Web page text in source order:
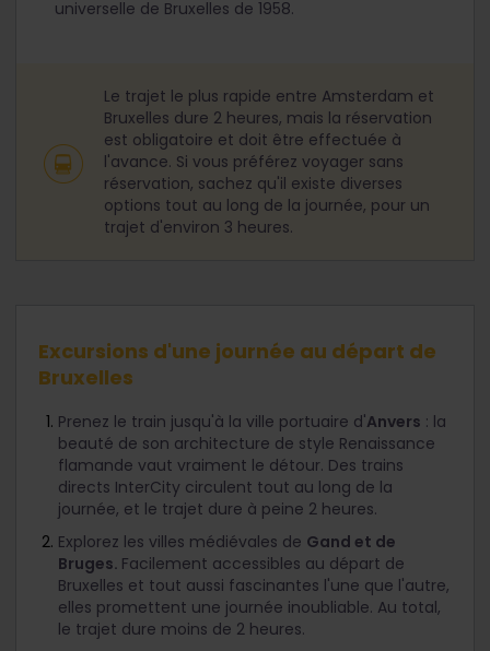
universelle de Bruxelles de 1958.
Le trajet le plus rapide entre Amsterdam et
Bruxelles dure 2 heures, mais la réservation
est obligatoire et doit être effectuée à
l'avance. Si vous préférez voyager sans
réservation, sachez qu'il existe diverses
options tout au long de la journée, pour un
trajet d'environ 3 heures.
Excursions d'une journée au départ de
Bruxelles
Prenez le train jusqu'à la ville portuaire d'Anvers : la
beauté de son architecture de style Renaissance
flamande vaut vraiment le détour. Des trains
directs InterCity circulent tout au long de la
journée, et le trajet dure à peine 2 heures.
Explorez les villes médiévales de Gand et de
Bruges. Facilement accessibles au départ de
Bruxelles et tout aussi fascinantes l'une que l'autre,
elles promettent une journée inoubliable. Au total,
le trajet dure moins de 2 heures.